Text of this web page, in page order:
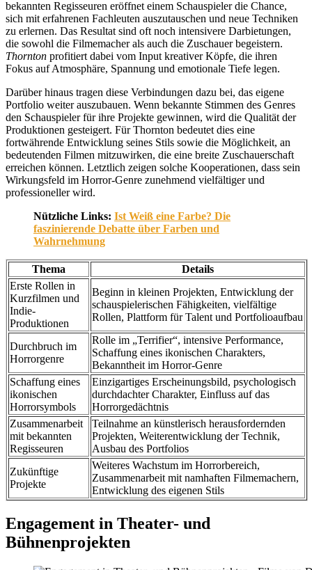
bekannten Regisseuren eröffnet einem Schauspieler die Chance,
sich mit erfahrenen Fachleuten auszutauschen und neue Techniken
zu erlernen. Das Resultat sind oft noch intensivere Darbietungen,
die sowohl die Filmemacher als auch die Zuschauer begeistern.
Thornton profitiert dabei vom Input kreativer Köpfe, die ihren
Fokus auf Atmosphäre, Spannung und emotionale Tiefe legen.
Darüber hinaus tragen diese Verbindungen dazu bei, das eigene
Portfolio weiter auszubauen. Wenn bekannte Stimmen des Genres
den Schauspieler für ihre Projekte gewinnen, wird die Qualität der
Produktionen gesteigert. Für Thornton bedeutet dies eine
fortwährende Entwicklung seines Stils sowie die Möglichkeit, an
bedeutenden Filmen mitzuwirken, die eine breite Zuschauerschaft
erreichen können. Letztlich zeigen solche Kooperationen, dass sein
Wirkungsfeld im Horror-Genre zunehmend vielfältiger und
professioneller wird.
Nützliche Links: Ist Weiß eine Farbe? Die
faszinierende Debatte über Farben und
Wahrnehmung
Thema
Details
Erste Rollen in
Kurzfilmen und
Indie-
Produktionen
Beginn in kleinen Projekten, Entwicklung der
schauspielerischen Fähigkeiten, vielfältige
Rollen, Plattform für Talent und Portfolioaufbau
Durchbruch im
Horrorgenre
Rolle im „Terrifier“, intensive Performance,
Schaffung eines ikonischen Charakters,
Bekanntheit im Horror-Genre
Schaffung eines
ikonischen
Horrorsymbols
Einzigartiges Erscheinungsbild, psychologisch
durchdachter Charakter, Einfluss auf das
Horrorgedächtnis
Zusammenarbeit
mit bekannten
Regisseuren
Teilnahme an künstlerisch herausfordernden
Projekten, Weiterentwicklung der Technik,
Ausbau des Portfolios
Zukünftige
Projekte
Weiteres Wachstum im Horrorbereich,
Zusammenarbeit mit namhaften Filmemachern,
Entwicklung des eigenen Stils
Engagement in Theater- und
Bühnenprojekten